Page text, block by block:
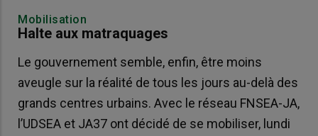
Mobilisation
Halte aux matraquages
Le gouvernement semble, enfin, être moins
aveugle sur la réalité de tous les jours au-delà des
grands centres urbains. Avec le réseau FNSEA-JA,
l’UDSEA et JA37 ont décidé de se mobiliser, lundi